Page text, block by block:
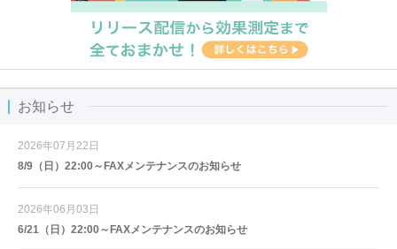
お知らせ
2026年07月22日
8/9（日）22:00～FAXメンテナンスのお知らせ
2026年06月03日
6/21（日）22:00～FAXメンテナンスのお知らせ